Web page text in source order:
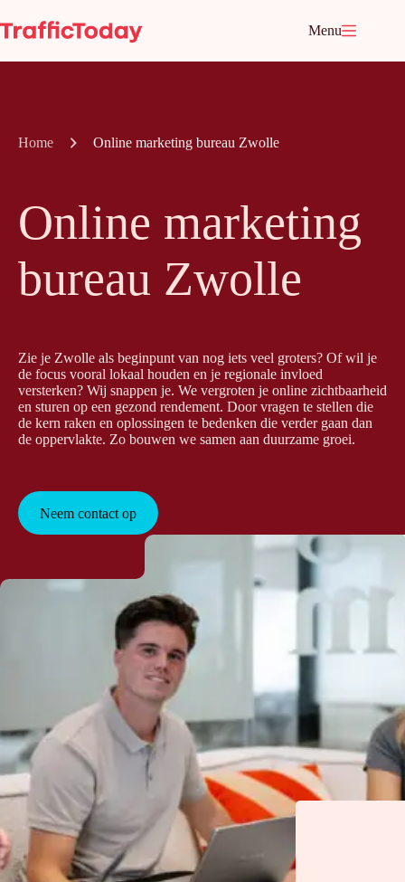
naar
de
Menu
Home Online marketing bureau Zwolle
Online marketing
bureau Zwolle
Zie je Zwolle als beginpunt van nog iets veel groters? Of wil je
de focus vooral lokaal houden en je regionale invloed
versterken? Wij snappen je. We vergroten je online zichtbaarheid
en sturen op een gezond rendement. Door vragen te stellen die
de kern raken en oplossingen te bedenken die verder gaan dan
de oppervlakte. Zo bouwen we samen aan duurzame groei.
Neem contact op